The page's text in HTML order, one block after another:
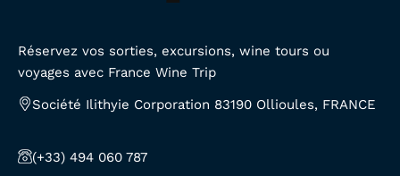
Réservez vos sorties, excursions, wine tours ou
voyages avec France Wine Trip
Société Ilithyie Corporation 83190 Ollioules, FRANCE
(+33) 494 060 787